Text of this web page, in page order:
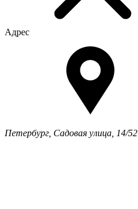
Адрес
Петербург, Садовая улица, 14/52